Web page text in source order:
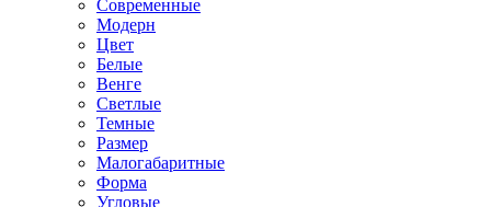
Современные
Модерн
Цвет
Белые
Венге
Светлые
Темные
Размер
Малогабаритные
Форма
Угловые